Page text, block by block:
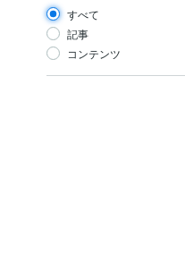
すべて
記事
コンテンツ